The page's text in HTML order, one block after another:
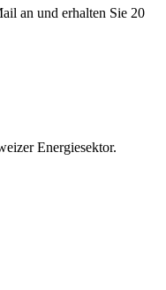
an und erhalten Sie 20
Energiesektor.